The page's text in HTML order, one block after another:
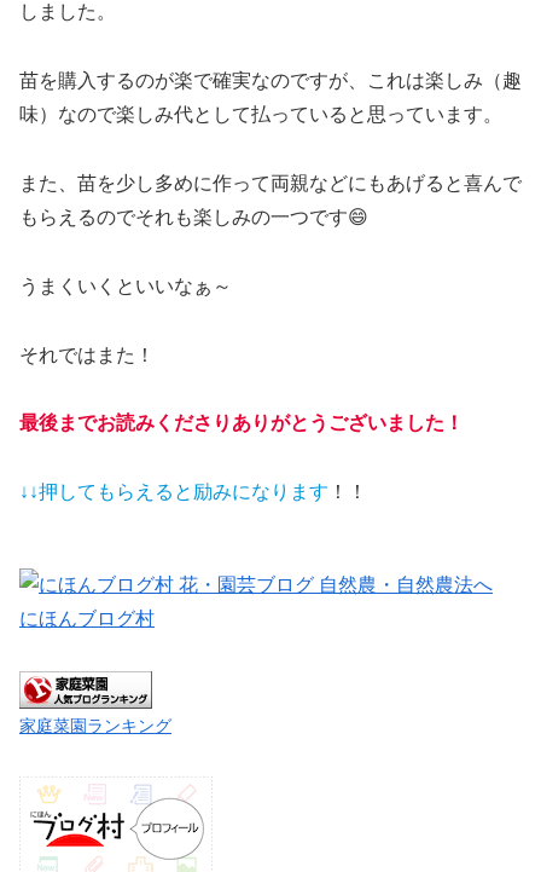
しました。
苗を購入するのが楽で確実なのですが、これは楽しみ（趣
味）なので楽しみ代として払っていると思っています。
また、苗を少し多めに作って両親などにもあげると喜んで
もらえるのでそれも楽しみの一つです😄
うまくいくといいなぁ～
それではまた！
最後までお読みくださりありがとうございました！
↓↓押してもらえると 励みになります ！！
にほんブログ村
家庭菜園ランキング